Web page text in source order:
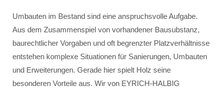
Umbauten im Bestand sind eine anspruchsvolle Aufgabe.
Aus dem Zusammenspiel von vorhandener Bausubstanz,
baurechtlicher Vorgaben und oft begrenzter Platzverhältnisse
entstehen komplexe Situationen für Sanierungen, Umbauten
und Erweiterungen. Gerade hier spielt Holz seine
besonderen Vorteile aus. Wir von EYRICH-HALBIG